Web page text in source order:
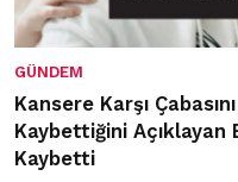
GÜNDEM
Kansere Karşı
Kaybettiğini Açıklayan
Kaybetti